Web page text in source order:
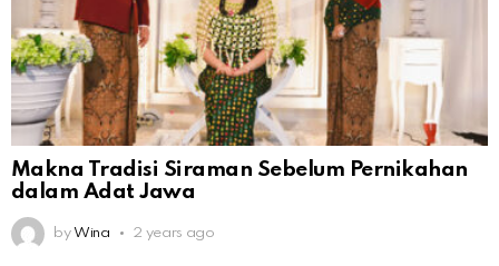
Makna Tradisi Siraman Sebelum Pernikahan
dalam Adat Jawa
by Wina 2 years ago